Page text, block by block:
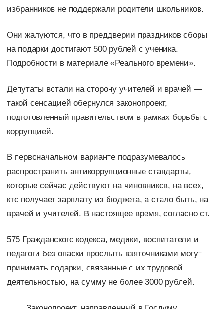
избранников не поддержали родители школьников.
Они жалуются, что в преддверии праздников сборы
на подарки достигают 500 рублей с ученика.
Подробности в материале «Реального времени».
Депутаты встали на сторону учителей и врачей —
такой сенсацией обернулся законопроект,
подготовленный правительством в рамках борьбы с
коррупцией.
В первоначальном варианте подразумевалось
распространить антикоррупционные стандарты,
которые сейчас действуют на чиновников, на всех,
кто получает зарплату из бюджета, а стало быть, на
врачей и учителей. В настоящее время, согласно ст.
575 Гражданского кодекса, медики, воспитатели и
педагоги без опаски прослыть взяточниками могут
принимать подарки, связанные с их трудовой
деятельностью, на сумму не более 3000 рублей.